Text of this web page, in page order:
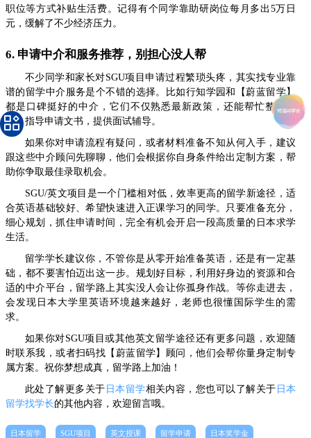
职位等方式补贴生活费。记得有个同学靠助研岗位每月多出5万日
元，缓解了不少经济压力。
6. 申请中介和服务推荐，别担心没人帮
不少同学和家长对SGU项目申请过程繁琐头疼，其实找专业靠
谱的留学中介服务是个不错的选择。比如行知学园和【蔚蓝留学】
都是口碑挺好的中介，它们不仅熟悉最新政策，还能帮忙整理材
料、指导申请文书，提供面试辅导。
如果你对申请流程有疑问，或者材料准备不知从何入手，建议
跟这些中介顾问先聊聊，他们会根据你自身条件给出定制方案，帮
助你争取最佳录取机会。
SGU/英文项目是一个门槛相对低，效率更高的留学新途径，适
合英语基础较好、希望快速进入正课学习的同学。只要准备充分，
细心规划，抓住申请时间，完全有机会开启一段高质量的日本求学
生活。
留学学长建议你，不管你是从零开始准备英语，还是有一定基
础，都不要害怕迈出这一步。规划好目标，利用好身边的资源和合
适的中介平台，留学路上其实没人会让你孤身作战。等你走进去，
会发现日本大学里英语环境越来越好，老师也很懂国际学生的需
求。
如果你对SGU项目或其他英文留学途径还有更多问题，欢迎随
时联系我，或者扫码找【蔚蓝留学】顾问，他们会帮你量身定制专
属方案。祝你梦想成真，留学路上加油！
此处了解更多关于 日本留学相关内容，您也可以了解关于 日本
留学找学长的其他内容，欢迎留言哦。
日本留学 SGU项目 英文授课 留学申请 日本奖学金